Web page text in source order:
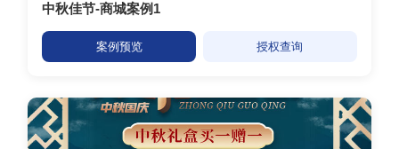
中秋佳节-商城案例1
案例预览 授权查询